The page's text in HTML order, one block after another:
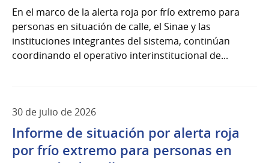
En el marco de la alerta roja por frío extremo para
personas en situación de calle, el Sinae y las
instituciones integrantes del sistema, continúan
coordinando el operativo interinstitucional de...
30 de julio de 2026
Informe de situación por alerta roja
por frío extremo para personas en